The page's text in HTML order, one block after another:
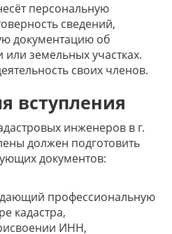
персональную
сведений,
документацию об
земельных участках.
своих членов.
вступления
инженеров в г.
должен подготовить
документов:
профессиональную
кадастра,
ИНН,